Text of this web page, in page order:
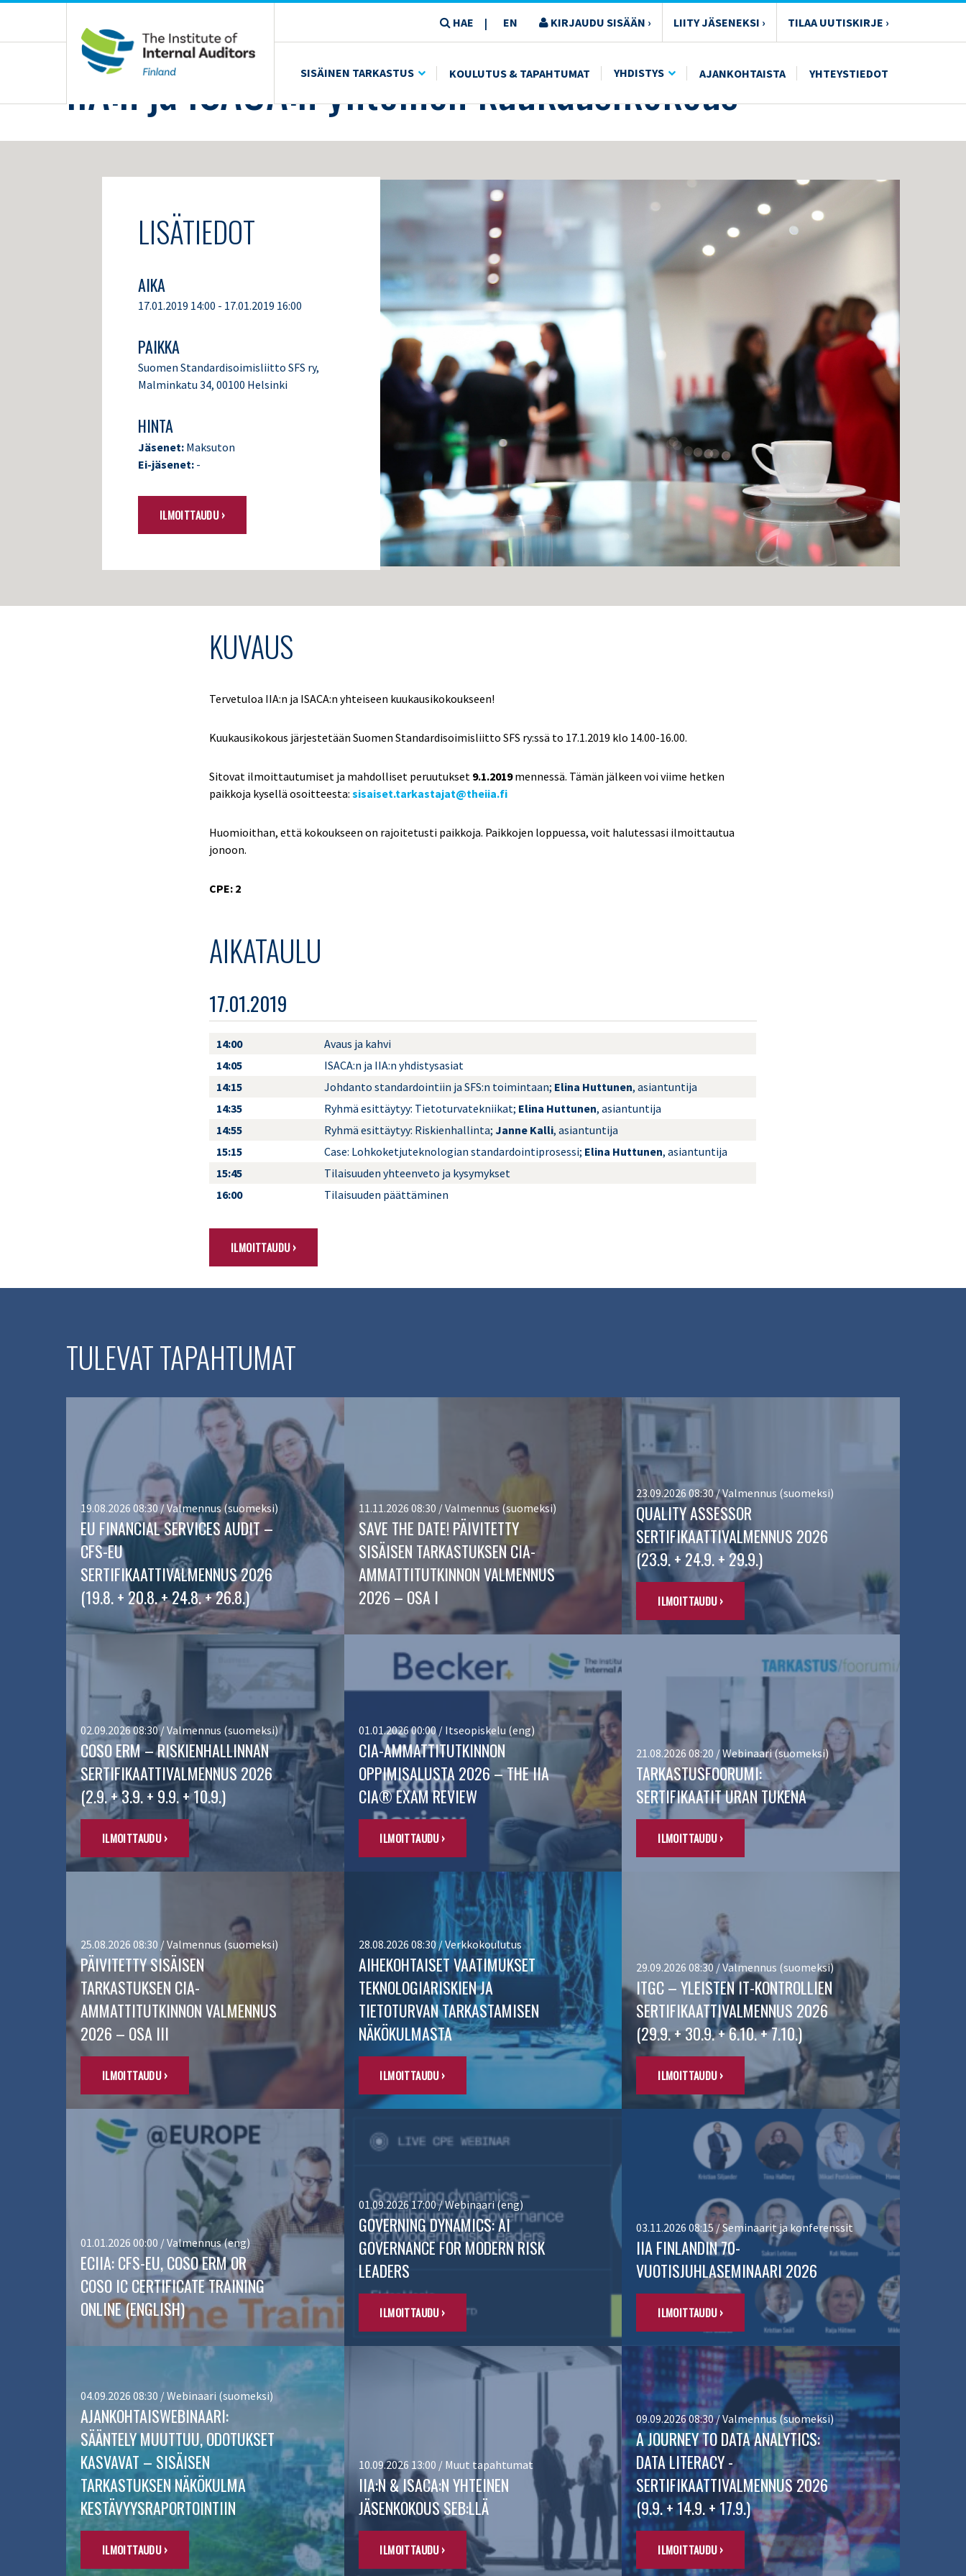
HAE | EN KIRJAUDU SISÄÄN › LIITY JÄSENEKSI › TILAA UUTISKIRJE ›
SISÄINEN TARKASTUS KOULUTUS & TAPAHTUMAT YHDISTYS AJANKOHTAISTA YHTEYSTIEDOT
KOULUTUS JA TAPAHTUMAT › IIA:N JA ISACA:N YHTEINEN KUUKAUSIKOKOUS
IIA:n ja ISACA:n yhteinen kuukausikokous
LISÄTIEDOT
AIKA
17.01.2019 14:00 - 17.01.2019 16:00
PAIKKA
Suomen Standardisoimisliitto SFS ry,
Malminkatu 34, 00100 Helsinki
HINTA
Jäsenet: Maksuton
Ei-jäsenet: -
ILMOITTAUDU ›
KUVAUS
Tervetuloa IIA:n ja ISACA:n yhteiseen kuukausikokoukseen!
Kuukausikokous järjestetään Suomen Standardisoimisliitto SFS ry:ssä to 17.1.2019 klo 14.00-16.00.
Sitovat ilmoittautumiset ja mahdolliset peruutukset 9.1.2019mennessä. Tämän jälkeen voi viime hetken
paikkoja kysellä osoitteesta:sisaiset.tarkastajat@theiia.fi
Huomioithan, että kokoukseen on rajoitetusti paikkoja. Paikkojen loppuessa, voit halutessasi ilmoittautua
jonoon.
CPE: 2
AIKATAULU
17.01.2019
14:00
Avaus ja kahvi
14:05
ISACA:n ja IIA:n yhdistysasiat
14:15
Johdanto standardointiin ja SFS:n toimintaan; Elina Huttunen, asiantuntija
14:35
Ryhmä esittäytyy: Tietoturvatekniikat; Elina Huttunen, asiantuntija
14:55
Ryhmä esittäytyy: Riskienhallinta;Janne Kalli, asiantuntija
15:15
Case: Lohkoketjuteknologian standardointiprosessi; Elina Huttunen, asiantuntija
15:45
Tilaisuuden yhteenveto ja kysymykset
16:00
Tilaisuuden päättäminen
ILMOITTAUDU ›
TULEVAT TAPAHTUMAT
19.08.2026 08:30 / Valmennus (suomeksi)
EU FINANCIAL SERVICES AUDIT –
CFS-EU
SERTIFIKAATTIVALMENNUS 2026
(19.8. + 20.8. + 24.8. + 26.8.)
11.11.2026 08:30 / Valmennus (suomeksi)
SAVE THE DATE! PÄIVITETTY
SISÄISEN TARKASTUKSEN CIA-
AMMATTITUTKINNON VALMENNUS
2026 – OSA I
23.09.2026 08:30 / Valmennus (suomeksi)
QUALITY ASSESSOR
SERTIFIKAATTIVALMENNUS 2026
(23.9. + 24.9. + 29.9.)
ILMOITTAUDU ›
02.09.2026 08:30 / Valmennus (suomeksi)
COSO ERM – RISKIENHALLINNAN
SERTIFIKAATTIVALMENNUS 2026
(2.9. + 3.9. + 9.9. + 10.9.)
ILMOITTAUDU ›
01.01.2026 00:00 / Itseopiskelu (eng)
CIA-AMMATTITUTKINNON
OPPIMISALUSTA 2026 – THE IIA
CIA® EXAM REVIEW
ILMOITTAUDU ›
21.08.2026 08:20 / Webinaari (suomeksi)
TARKASTUSFOORUMI:
SERTIFIKAATIT URAN TUKENA
ILMOITTAUDU ›
25.08.2026 08:30 / Valmennus (suomeksi)
PÄIVITETTY SISÄISEN
TARKASTUKSEN CIA-
AMMATTITUTKINNON VALMENNUS
2026 – OSA III
ILMOITTAUDU ›
28.08.2026 08:30 / Verkkokoulutus
AIHEKOHTAISET VAATIMUKSET
TEKNOLOGIARISKIEN JA
TIETOTURVAN TARKASTAMISEN
NÄKÖKULMASTA
ILMOITTAUDU ›
29.09.2026 08:30 / Valmennus (suomeksi)
ITGC – YLEISTEN IT-KONTROLLIEN
SERTIFIKAATTIVALMENNUS 2026
(29.9. + 30.9. + 6.10. + 7.10.)
ILMOITTAUDU ›
01.01.2026 00:00 / Valmennus (eng)
ECIIA: CFS-EU, COSO ERM OR
COSO IC CERTIFICATE TRAINING
ONLINE (ENGLISH)
01.09.2026 17:00 / Webinaari (eng)
GOVERNING DYNAMICS: AI
GOVERNANCE FOR MODERN RISK
LEADERS
ILMOITTAUDU ›
03.11.2026 08:15 / Seminaarit ja konferenssit
IIA FINLANDIN 70-
VUOTISJUHLASEMINAARI 2026
ILMOITTAUDU ›
04.09.2026 08:30 / Webinaari (suomeksi)
AJANKOHTAISWEBINAARI:
SÄÄNTELY MUUTTUU, ODOTUKSET
KASVAVAT – SISÄISEN
TARKASTUKSEN NÄKÖKULMA
KESTÄVYYSRAPORTOINTIIN
ILMOITTAUDU ›
10.09.2026 13:00 / Muut tapahtumat
IIA:N & ISACA:N YHTEINEN
JÄSENKOKOUS SEB:LLÄ
ILMOITTAUDU ›
09.09.2026 08:30 / Valmennus (suomeksi)
A JOURNEY TO DATA ANALYTICS:
DATA LITERACY -
SERTIFIKAATTIVALMENNUS 2026
(9.9. + 14.9. + 17.9.)
ILMOITTAUDU ›